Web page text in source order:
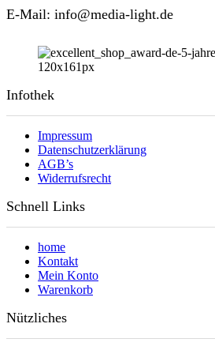
E-Mail: info@media-light.de
Infothek
Impressum
Datenschutzerklärung
AGB’s
Widerrufsrecht
Schnell Links
home
Kontakt
Mein Konto
Warenkorb
Nützliches